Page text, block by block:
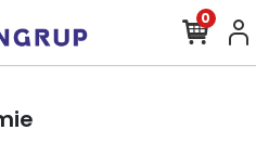
0